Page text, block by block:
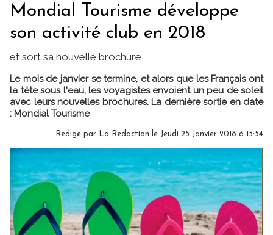
Mondial Tourisme développe
son activité club en 2018
et sort sa nouvelle brochure
Le mois de janvier se termine, et alors que les Français ont
la tête sous l'eau, les voyagistes envoient un peu de soleil
avec leurs nouvelles brochures. La dernière sortie en date
: Mondial Tourisme
Rédigé par La Rédaction le Jeudi 25 Janvier 2018 à 15:54